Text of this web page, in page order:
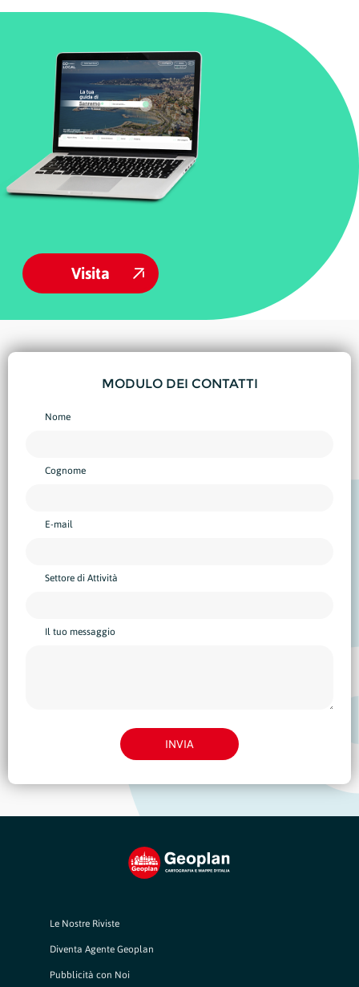
Visita
MODULO DEI CONTATTI
Nome
Cognome
E-mail
Settore di Attività
Il tuo messaggio
INVIA
Le Nostre Riviste
Diventa Agente Geoplan
Pubblicità con Noi